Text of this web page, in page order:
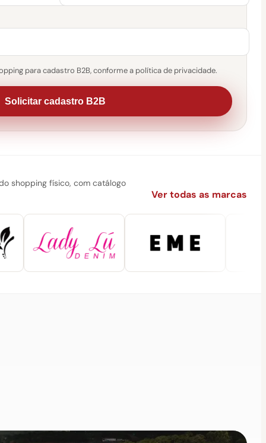
para cadastro B2B, conforme a política de privacidade.
Solicitar cadastro B2B
shopping físico, com catálogo
Ver todas as marcas